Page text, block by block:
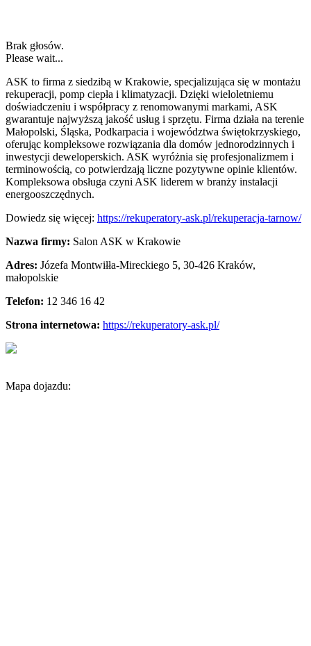
Brak głosów.
Please wait...
ASK to firma z siedzibą w Krakowie, specjalizująca się w montażu
rekuperacji, pomp ciepła i klimatyzacji. Dzięki wieloletniemu
doświadczeniu i współpracy z renomowanymi markami, ASK
gwarantuje najwyższą jakość usług i sprzętu. Firma działa na terenie
Małopolski, Śląska, Podkarpacia i województwa świętokrzyskiego,
oferując kompleksowe rozwiązania dla domów jednorodzinnych i
inwestycji deweloperskich. ASK wyróżnia się profesjonalizmem i
terminowością, co potwierdzają liczne pozytywne opinie klientów.
Kompleksowa obsługa czyni ASK liderem w branży instalacji
energooszczędnych.
Dowiedz się więcej: https://rekuperatory-ask.pl/rekuperacja-tarnow/
Nazwa firmy: Salon ASK w Krakowie
Adres: Józefa Montwiłła-Mireckiego 5, 30-426 Kraków,
małopolskie
Telefon: 12 346 16 42
Strona internetowa: https://rekuperatory-ask.pl/
Mapa dojazdu: